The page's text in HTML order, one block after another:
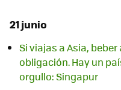
21 junio
Si viajas a Asia,
obligación. Hay un
orgullo: Singapur